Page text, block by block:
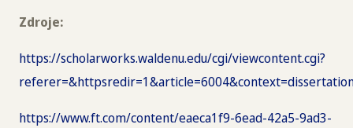
Zdroje:
https://scholarworks.waldenu.edu/cgi/viewcontent.cgi?
https://www.ft.com/content/eaeca1f9-6ead-42a5-9ad3-